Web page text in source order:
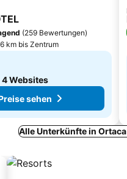
(259 Bewertungen)
km bis Zentrum
4 Websites
sehen
Alle Unterkünfte in